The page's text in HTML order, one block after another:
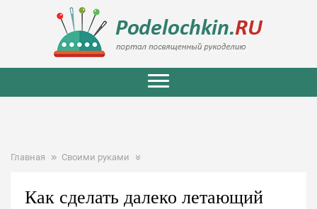
Главная Своими руками
Как сделать далеко летающий